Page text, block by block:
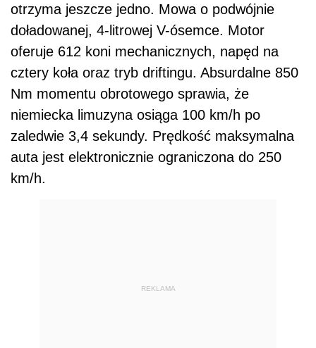
otrzyma jeszcze jedno. Mowa o podwójnie
doładowanej, 4-litrowej V-ósemce. Motor
oferuje 612 koni mechanicznych, napęd na
cztery koła oraz tryb driftingu. Absurdalne 850
Nm momentu obrotowego sprawia, że
niemiecka limuzyna osiąga 100 km/h po
zaledwie 3,4 sekundy. Prędkość maksymalna
auta jest elektronicznie ograniczona do 250
km/h.
REKLAMA